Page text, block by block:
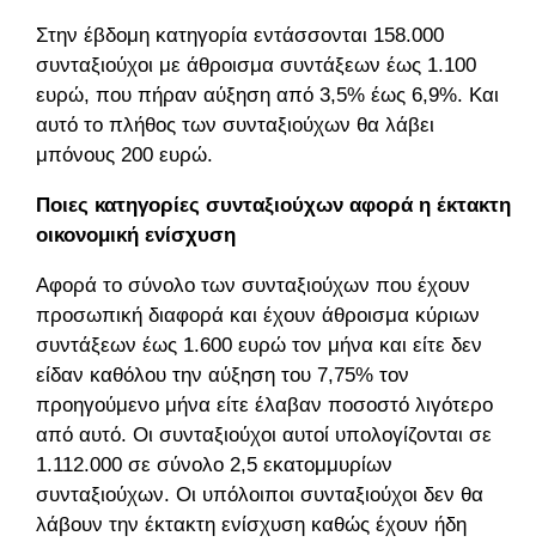
Στην έβδομη κατηγορία εντάσσονται 158.000
συνταξιούχοι με άθροισμα συντάξεων έως 1.100
ευρώ, που πήραν αύξηση από 3,5% έως 6,9%. Και
αυτό το πλήθος των συνταξιούχων θα λάβει
μπόνους 200 ευρώ.
Ποιες κατηγορίες συνταξιούχων αφορά η έκτακτη
οικονομική ενίσχυση
Αφορά το σύνολο των συνταξιούχων που έχουν
προσωπική διαφορά και έχουν άθροισμα κύριων
συντάξεων έως 1.600 ευρώ τον μήνα και είτε δεν
είδαν καθόλου την αύξηση του 7,75% τον
προηγούμενο μήνα είτε έλαβαν ποσοστό λιγότερο
από αυτό. Οι συνταξιούχοι αυτοί υπολογίζονται σε
1.112.000 σε σύνολο 2,5 εκατομμυρίων
συνταξιούχων. Οι υπόλοιποι συνταξιούχοι δεν θα
λάβουν την έκτακτη ενίσχυση καθώς έχουν ήδη